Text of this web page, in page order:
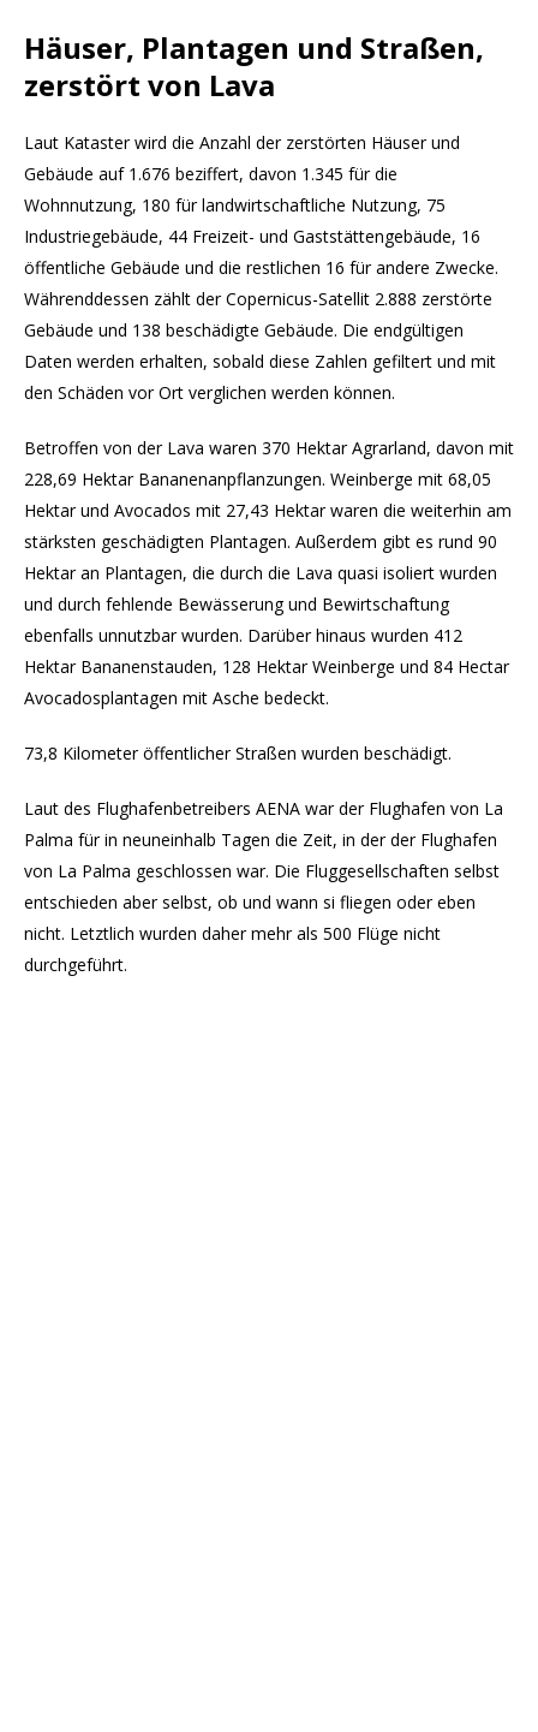
Häuser, Plantagen und Straßen,
zerstört von Lava
Laut Kataster wird die Anzahl der zerstörten Häuser und
Gebäude auf 1.676 beziffert, davon 1.345 für die
Wohnnutzung, 180 für landwirtschaftliche Nutzung, 75
Industriegebäude, 44 Freizeit- und Gaststättengebäude, 16
öffentliche Gebäude und die restlichen 16 für andere Zwecke.
Währenddessen zählt der Copernicus-Satellit 2.888 zerstörte
Gebäude und 138 beschädigte Gebäude. Die endgültigen
Daten werden erhalten, sobald diese Zahlen gefiltert und mit
den Schäden vor Ort verglichen werden können.
Betroffen von der Lava waren 370 Hektar Agrarland, davon mit
228,69 Hektar Bananenanpflanzungen. Weinberge mit 68,05
Hektar und Avocados mit 27,43 Hektar waren die weiterhin am
stärksten geschädigten Plantagen. Außerdem gibt es rund 90
Hektar an Plantagen, die durch die Lava quasi isoliert wurden
und durch fehlende Bewässerung und Bewirtschaftung
ebenfalls unnutzbar wurden. Darüber hinaus wurden 412
Hektar Bananenstauden, 128 Hektar Weinberge und 84 Hectar
Avocadosplantagen mit Asche bedeckt.
73,8 Kilometer öffentlicher Straßen wurden beschädigt.
Laut des Flughafenbetreibers AENA war der Flughafen von La
Palma für in neuneinhalb Tagen die Zeit, in der der Flughafen
von La Palma geschlossen war. Die Fluggesellschaften selbst
entschieden aber selbst, ob und wann si fliegen oder eben
nicht. Letztlich wurden daher mehr als 500 Flüge nicht
durchgeführt.